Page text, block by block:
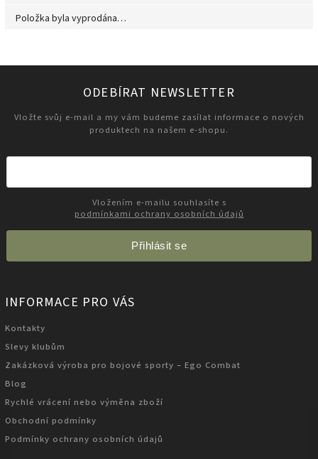
Položka byla vyprodána…
ODEBÍRAT NEWSLETTER
Vložte svůj e-mail a my vám budeme zasílat informace o nových
produktech na našem e-shopu.
podmínkami ochrany osobních údajů
Přihlásit se
INFORMACE PRO VÁS
Kontakty
Slevy klubům
Zakázková výroba pro bojové sporty – Ego Combat
Blog
Rychlé vrácení nebo výměna zboží
Obchodní podmínky
Podmínky ochrany osobních údajů